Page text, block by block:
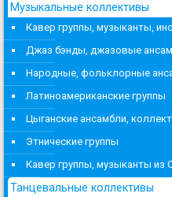
Музыкальные коллективы
Кавер группы, музыканты,
Джаз бэнды, джазовые
Народные, фольклорные
Латиноамериканские группы
Цыганские ансамбли,
Этнические группы
Кавер группы, музыканты из
Танцевальные коллективы